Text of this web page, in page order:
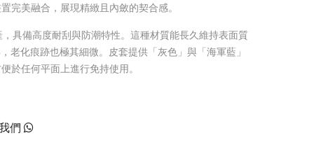
完美融合，展現精緻且內斂的契合感。
具備高度耐刮與防潮特性。這種材質能長久維持表面質
老化痕跡也極其細微。皮套提供「灰色」與「海軍藍」
於任何平面上進行免持使用。
們